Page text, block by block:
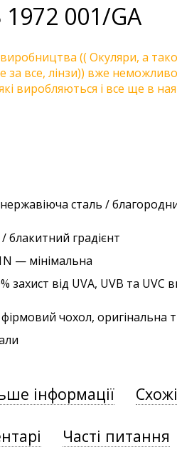
1972 001/GA
(( Окуляри, а
все, лінзи)) вже неможливо
виробляються і все ще в
нержавіюча сталь /
блакитний градієнт
— мінімальна
захист від UVA, UVB та
чохол, оригінальна
інформації
Часті питання